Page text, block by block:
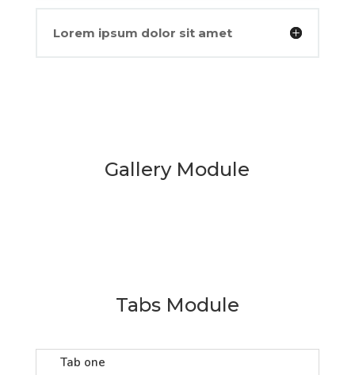
Lorem ipsum dolor sit amet
Gallery Module
Tabs Module
Tab one